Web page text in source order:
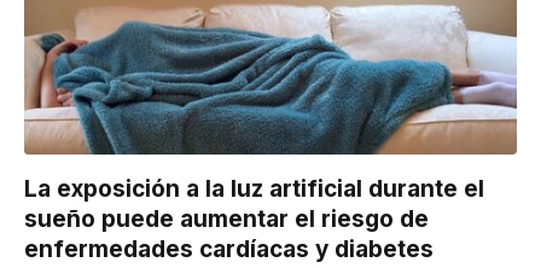
La exposición a la luz artificial durante el
sueño puede aumentar el riesgo de
enfermedades cardíacas y diabetes